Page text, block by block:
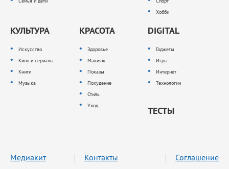
Хобби
КУЛЬТУРА
Искусство
Кино и сериалы
Книги
Музыка
КРАСОТА
Здоровье
Макияж
Показы
Похудение
Стиль
Уход
DIGITAL
Гаджеты
Игры
Интернет
Технологии
ТЕСТЫ
Медиакит Контакты Соглашение